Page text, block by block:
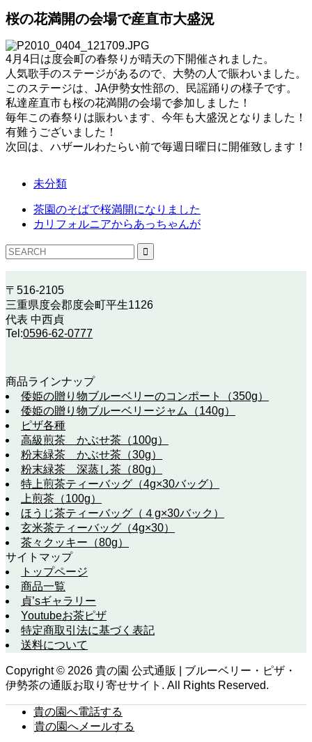
桜の花満開の会場で産直市大盛況
4月4日は度会町の春祭りが晴天の下開催されました。
人気歌手のステージがあるので、大勢の人で賑わいました。
このステージは、JA伊勢女性部の、民謡踊りの様子です。
私達産直市も桜の花満開の会場で参加しました！
毎年この春祭りは賑わいます、今年も大盛況となりました！
有難うございました！
次回は、ハザールわたらい前で毎週日曜日に開催致します！
未分類
茶園のそばで桜満開になりました
カリフォルニアからあっちゃんが
〒516-2105
三重県度会郡度会町平生1126
代表 中西貞
Tel:0596-62-0777
商品ラインナップ
倭姫の贈り物ブルーベリーのコンポート（350g）
倭姫の贈り物ブルーベリージャム（140g）
ピザ各種
高級煎茶 かぶせ茶（100g）
粉末緑茶 かぶせ茶（30g）
粉末緑茶 深蒸し茶（80g）
特上煎茶ティーバッグ（4g×30バッグ）
上煎茶（100g）
ほうじ茶ティーバッグ（４g×30バック）
玄米茶ティーバッグ（4g×30）
茶々クッキー（80g）
サイトマップ
トップページ
商品一覧
貞’sギャラリー
Youtubeお茶ピザ
特定商取引法に基づく表記
送料について
Copyright © 2026 貴の園 公式通販 | ブルーベリー・ピザ・
伊勢茶の通販お取り寄せサイト. All Rights Reserved.
貴の園へ電話する
貴の園へメールする